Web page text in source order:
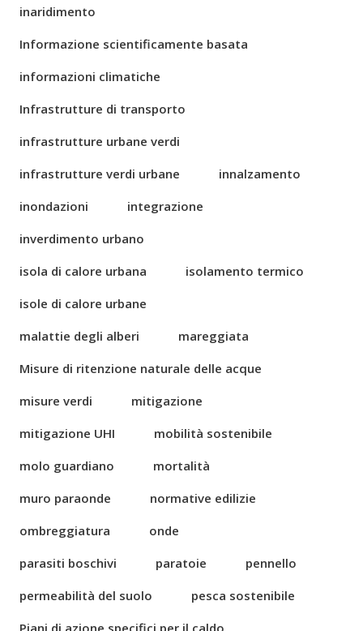
inaridimento
Informazione scientificamente basata
informazioni climatiche
Infrastrutture di transporto
infrastrutture urbane verdi
infrastrutture verdi urbane
innalzamento
inondazioni
integrazione
inverdimento urbano
isola di calore urbana
isolamento termico
isole di calore urbane
malattie degli alberi
mareggiata
Misure di ritenzione naturale delle acque
misure verdi
mitigazione
mitigazione UHI
mobilità sostenibile
molo guardiano
mortalità
muro paraonde
normative edilizie
ombreggiatura
onde
parasiti boschivi
paratoie
pennello
permeabilità del suolo
pesca sostenibile
Piani di azione specifici per il caldo